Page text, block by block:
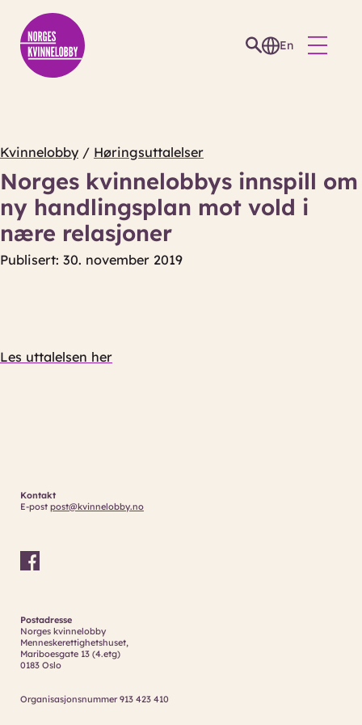
En
Kvinnelobby/ Høringsuttalelser
Norges kvinnelobbys innspill om
ny handlingsplan mot vold i
nære relasjoner
Publisert: 30. november 2019
Les uttalelsen her
Kontakt
E-post post@kvinnelobby.no
Postadresse
Norges kvinnelobby
Menneskerettighetshuset,
Mariboesgate 13 (4.etg)
0183 Oslo
Organisasjonsnummer 913 423 410